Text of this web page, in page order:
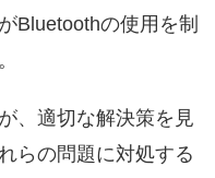
Bluetoothの使用を制
、適切な解決策を見
らの問題に対処する